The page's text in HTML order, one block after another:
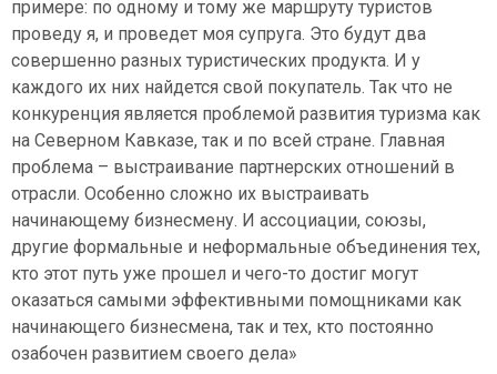
примере: по одному и тому же маршруту туристов
проведу я, и проведет моя супруга. Это будут два
совершенно разных туристических продукта. И у
каждого их них найдется свой покупатель. Так что не
конкуренция является проблемой развития туризма как
на Северном Кавказе, так и по всей стране. Главная
проблема – выстраивание партнерских отношений в
отрасли. Особенно сложно их выстраивать
начинающему бизнесмену. И ассоциации, союзы,
другие формальные и неформальные объединения тех,
кто этот путь уже прошел и чего-то достиг могут
оказаться самыми эффективными помощниками как
начинающего бизнесмена, так и тех, кто постоянно
озабочен развитием своего дела»